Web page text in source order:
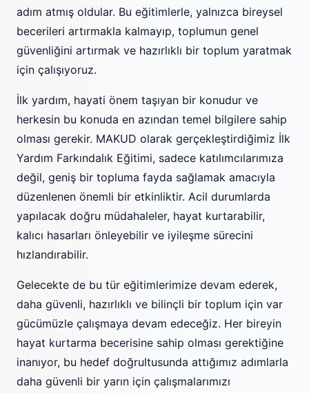
adım atmış oldular. Bu eğitimlerle, yalnızca bireysel
becerileri artırmakla kalmayıp, toplumun genel
güvenliğini artırmak ve hazırlıklı bir toplum yaratmak
için çalışıyoruz.
İlk yardım, hayati önem taşıyan bir konudur ve
herkesin bu konuda en azından temel bilgilere sahip
olması gerekir. MAKUD olarak gerçekleştirdiğimiz İlk
Yardım Farkındalık Eğitimi, sadece katılımcılarımıza
değil, geniş bir topluma fayda sağlamak amacıyla
düzenlenen önemli bir etkinliktir. Acil durumlarda
yapılacak doğru müdahaleler, hayat kurtarabilir,
kalıcı hasarları önleyebilir ve iyileşme sürecini
hızlandırabilir.
Gelecekte de bu tür eğitimlerimize devam ederek,
daha güvenli, hazırlıklı ve bilinçli bir toplum için var
gücümüzle çalışmaya devam edeceğiz. Her bireyin
hayat kurtarma becerisine sahip olması gerektiğine
inanıyor, bu hedef doğrultusunda attığımız adımlarla
daha güvenli bir yarın için çalışmalarımızı